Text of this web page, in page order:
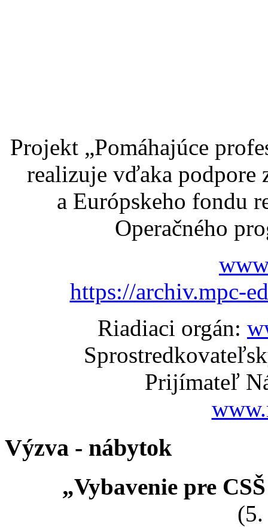
Projekt „Pomáhajúce
realizuje vďaka podpore
a Európskeho fondu
Operačného
https://archiv.mpc-
Riadiaci orgán:
Prijímateľ
Výzva - nábytok
„Vybavenie pre